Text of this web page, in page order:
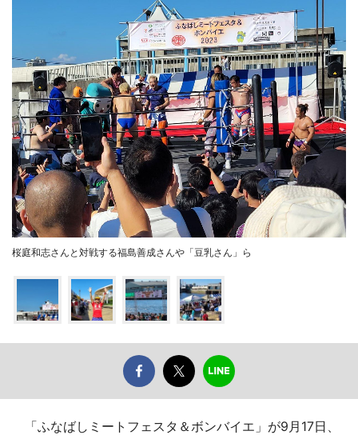
桜庭和志さんと対戦する福島善成さんや「豆乳さん」ら
「ふなばしミートフェスタ＆ボンバイエ」が9月17日、